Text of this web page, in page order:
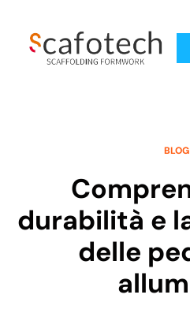
BLOG
durabilità e
delle